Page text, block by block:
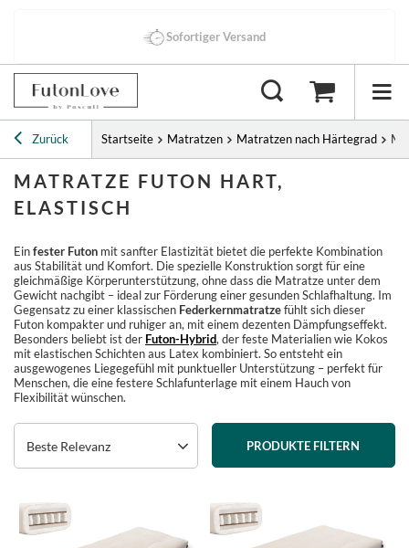
Sofortiger Versand
Zurück Startseite Matratzen Matratzen nach Härtegrad
MATRATZE FUTON HART,
ELASTISCH
Einfester Futon mit sanfter Elastizität bietet die perfekte Kombination
aus Stabilität und Komfort. Die spezielle Konstruktion sorgt für eine
gleichmäßige Körperunterstützung, ohne dass die Matratze unter dem
Gewicht nachgibt – ideal zur Förderung einer gesunden Schlafhaltung. Im
Gegensatz zu einer klassischen Federkernmatratzefühlt sich dieser
Futon kompakter und ruhiger an, mit einem dezenten Dämpfungseffekt.
Besonders beliebt ist der Futon-Hybrid, der feste Materialien wie Kokos
mit elastischen Schichten aus Latex kombiniert. So entsteht ein
ausgewogenes Liegegefühl mit punktueller Unterstützung – perfekt für
Menschen, die eine festere Schlafunterlage mit einem Hauch von
Flexibilität wünschen.
Beste Relevanz PRODUKTE FILTERN